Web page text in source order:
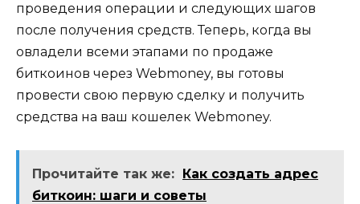
проведения операции и следующих шагов
поcле получения средств.​ Теперь, когда вы
овладели всеми этапами по продаже
биткоинов через Webmoney, вы готовы
провести свою первую сделку и получить
средства на ваш кошелек Webmoney.​
Прочитайте так же: Как создать адрес
биткоин: шаги и советы